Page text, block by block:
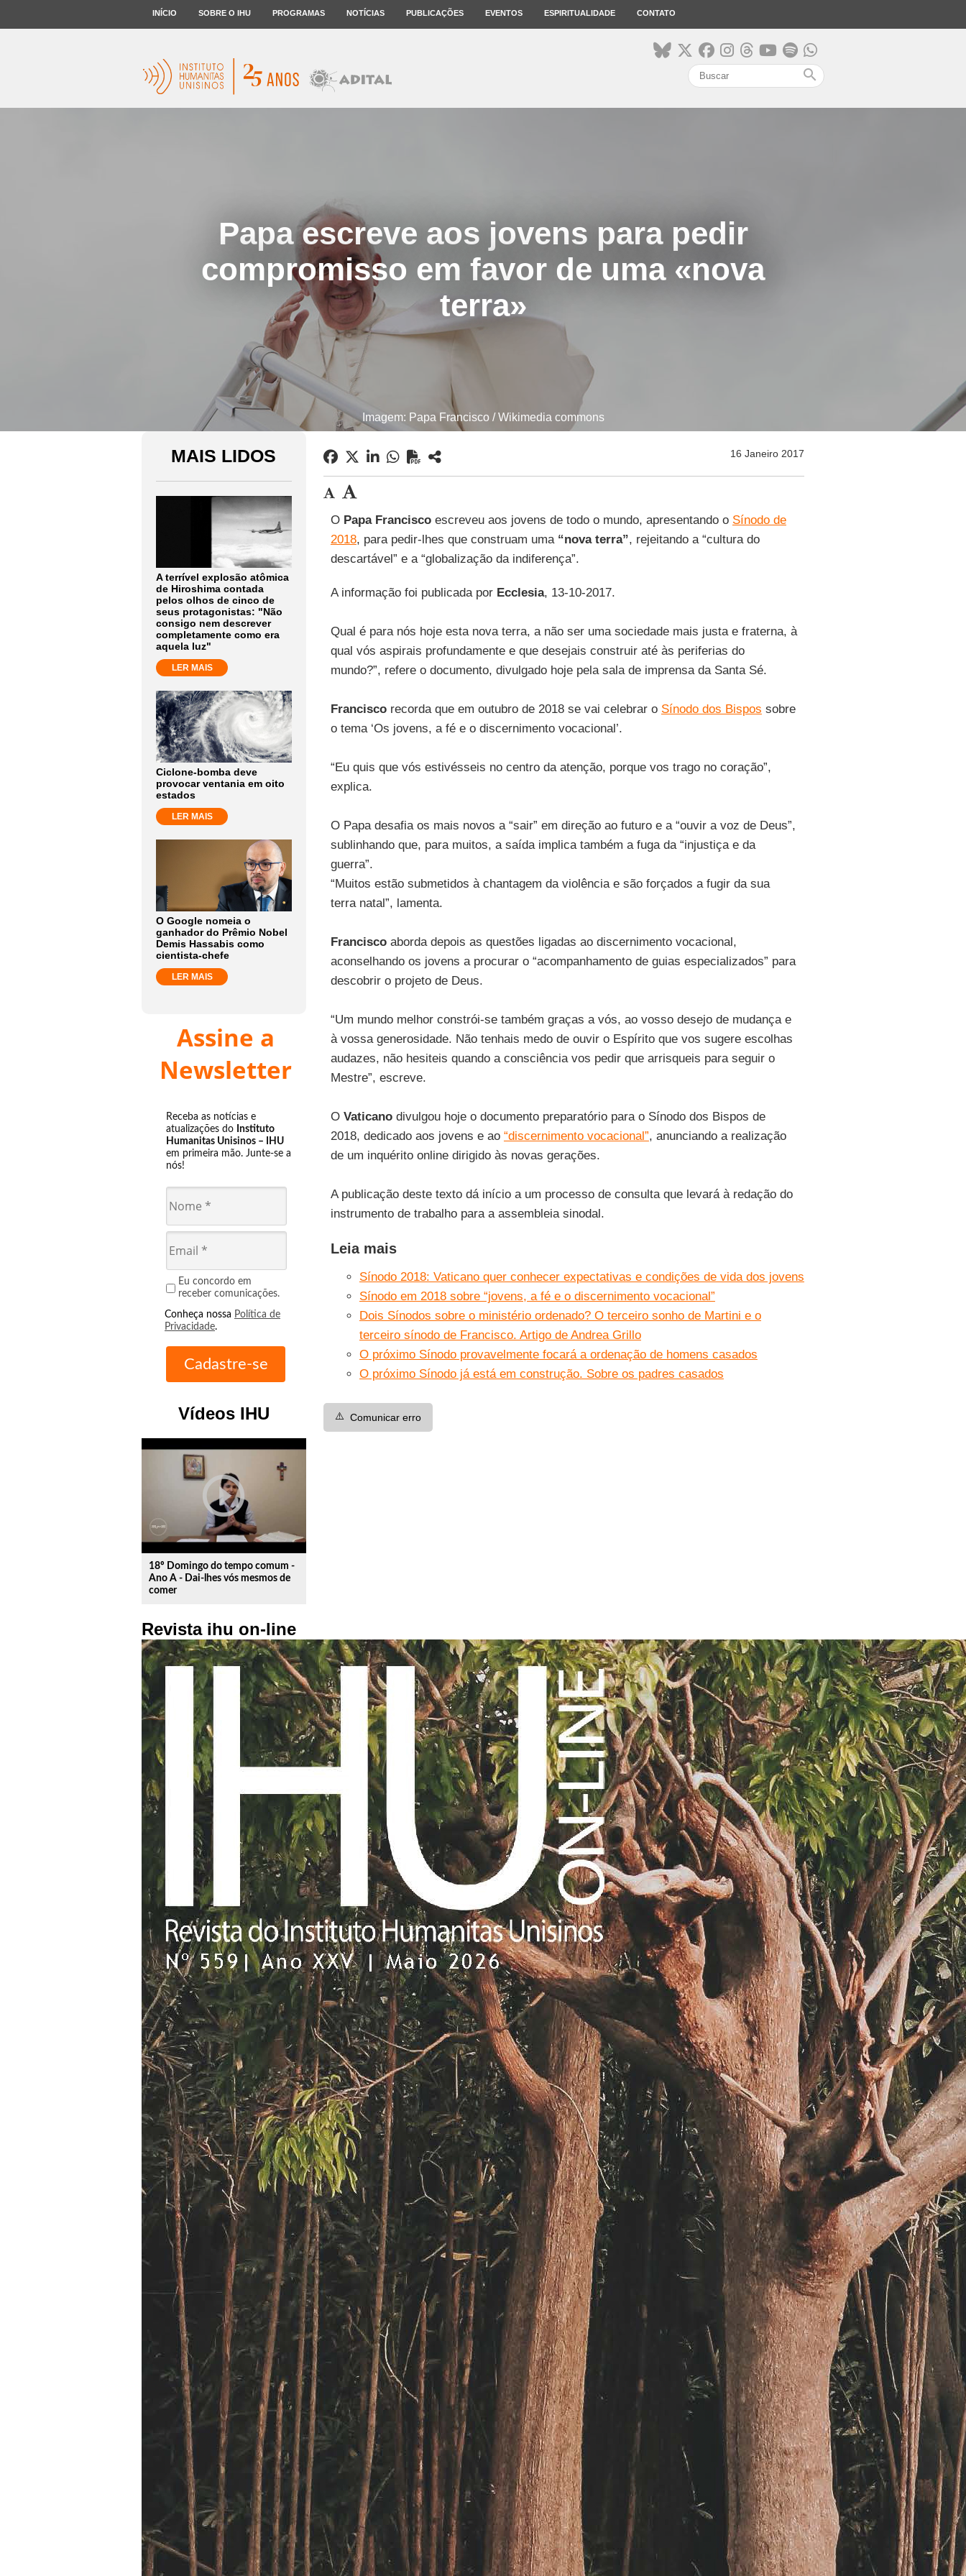
INÍCIO SOBRE O IHU PROGRAMAS NOTÍCIAS PUBLICAÇÕES EVENTOS ESPIRITUALIDADE CONTATO
search
Papa escreve aos jovens para pedir
compromisso em favor de uma «nova
terra»
Imagem: Papa Francisco / Wikimedia commons
MAIS LIDOS
A terrível explosão atômica
de Hiroshima contada
pelos olhos de cinco de
seus protagonistas: "Não
consigo nem descrever
completamente como era
aquela luz"
LER MAIS
Ciclone-bomba deve
provocar ventania em oito
estados
LER MAIS
O Google nomeia o
ganhador do Prêmio Nobel
Demis Hassabis como
cientista-chefe
LER MAIS
Assine a
Newsletter
Receba as notícias e
atualizações do Instituto
Humanitas Unisinos – IHU
em primeira mão. Junte-se a
nós!
Eu concordo em
receber comunicações.
Conheça nossa Política de
Privacidade.
Vídeos IHU
play_circle_outline
18º Domingo do tempo comum -
Ano A - Dai-lhes vós mesmos de
comer
Revista ihu on-line
16 Janeiro 2017
O Papa Franciscoescreveu aos jovens de todo o mundo, apresentando o Sínodo de
2018, para pedir-lhes que construam uma“nova terra”, rejeitando a “cultura do
descartável” e a “globalização da indiferença”.
A informação foi publicada por Ecclesia, 13-10-2017.
Qual é para nós hoje esta nova terra, a não ser uma sociedade mais justa e fraterna, à
qual vós aspirais profundamente e que desejais construir até às periferias do
mundo?”, refere o documento, divulgado hoje pela sala de imprensa da Santa Sé.
Franciscorecorda que em outubro de 2018 se vai celebrar o Sínodo dos Bispos sobre
o tema ‘Os jovens, a fé e o discernimento vocacional’.
“Eu quis que vós estivésseis no centro da atenção, porque vos trago no coração”,
explica.
O Papa desafia os mais novos a “sair” em direção ao futuro e a “ouvir a voz de Deus”,
sublinhando que, para muitos, a saída implica também a fuga da “injustiça e da
guerra”.
“Muitos estão submetidos à chantagem da violência e são forçados a fugir da sua
terra natal”, lamenta.
Franciscoaborda depois as questões ligadas ao discernimento vocacional,
aconselhando os jovens a procurar o “acompanhamento de guias especializados” para
descobrir o projeto de Deus.
“Um mundo melhor constrói-se também graças a vós, ao vosso desejo de mudança e
à vossa generosidade. Não tenhais medo de ouvir o Espírito que vos sugere escolhas
audazes, não hesiteis quando a consciência vos pedir que arrisqueis para seguir o
Mestre”, escreve.
O Vaticanodivulgou hoje o documento preparatório para o Sínodo dos Bispos de
2018, dedicado aos jovens e ao “discernimento vocacional”, anunciando a realização
de um inquérito online dirigido às novas gerações.
A publicação deste texto dá início a um processo de consulta que levará à redação do
instrumento de trabalho para a assembleia sinodal.
Leia mais
Sínodo 2018: Vaticano quer conhecer expectativas e condições de vida dos jovens
Sínodo em 2018 sobre “jovens, a fé e o discernimento vocacional”
Dois Sínodos sobre o ministério ordenado? O terceiro sonho de Martini e o
terceiro sínodo de Francisco. Artigo de Andrea Grillo
O próximo Sínodo provavelmente focará a ordenação de homens casados
O próximo Sínodo já está em construção. Sobre os padres casados
⚠️ Comunicar erro